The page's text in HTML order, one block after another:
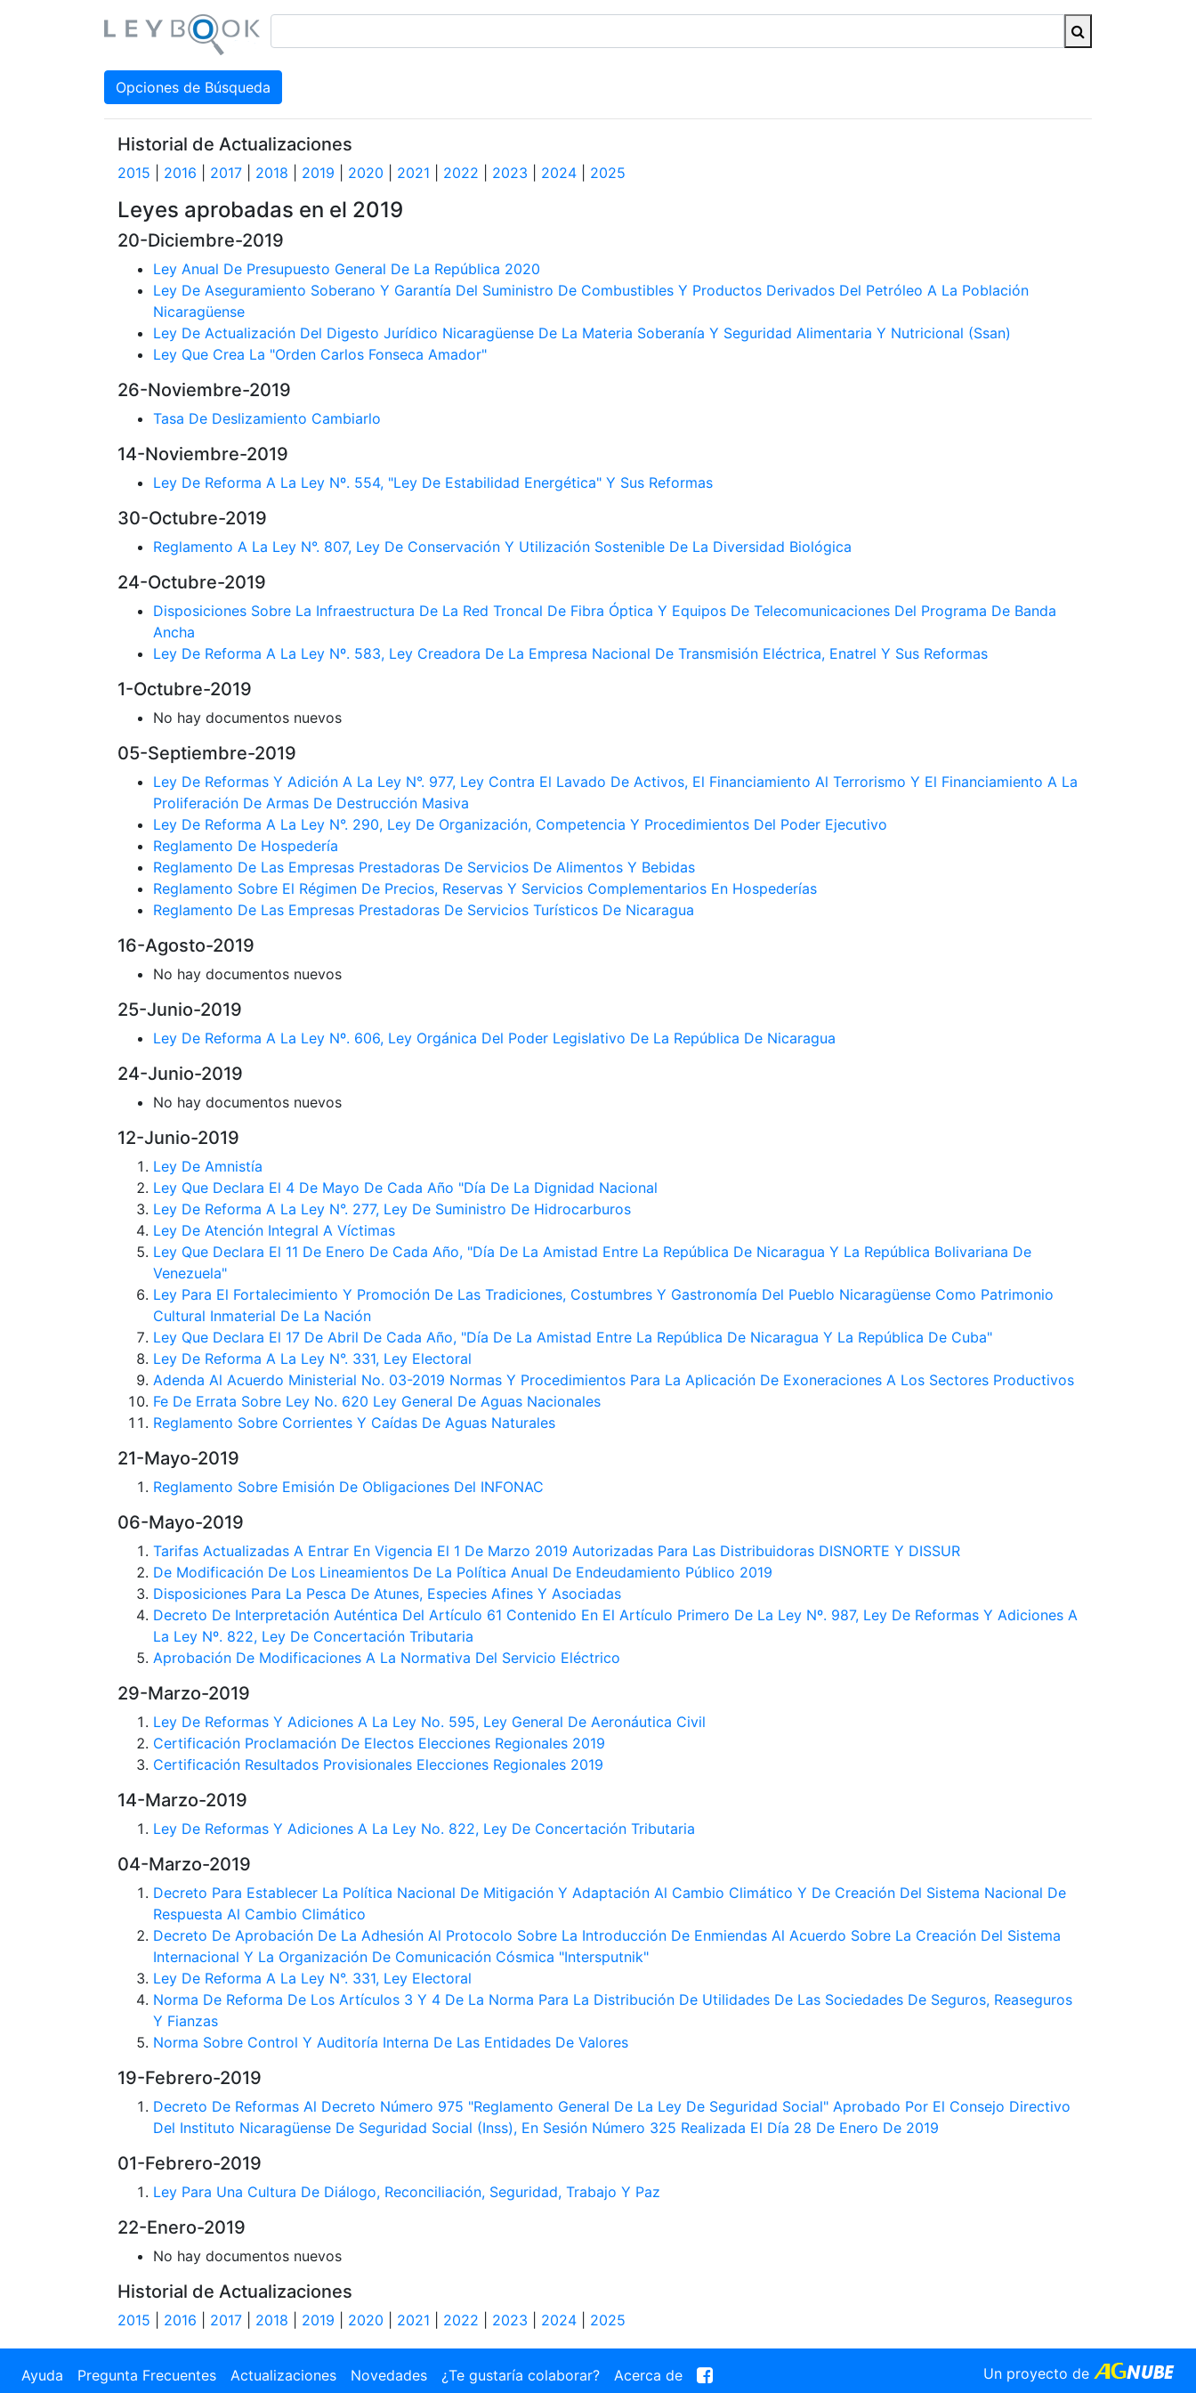
Ayuda Pregunta Frecuentes Actualizaciones Novedades ¿Te gustaría colaborar? Acerca de Un proyecto de
Opciones de Búsqueda
Historial de Actualizaciones
2015 2016 2017 2018 2019 2020 2021 2022 2023 2024 2025
Leyes aprobadas en el 2019
20-Diciembre-2019
Ley Anual De Presupuesto General De La República 2020
Ley De Aseguramiento Soberano Y Garantía Del Suministro De Combustibles Y Productos Derivados Del Petróleo A La Población
Nicaragüense
Ley De Actualización Del Digesto Jurídico Nicaragüense De La Materia Soberanía Y Seguridad Alimentaria Y Nutricional (Ssan)
Ley Que Crea La "Orden Carlos Fonseca Amador"
26-Noviembre-2019
Tasa De Deslizamiento Cambiarlo
14-Noviembre-2019
Ley De Reforma A La Ley Nº. 554, "Ley De Estabilidad Energética" Y Sus Reformas
30-Octubre-2019
Reglamento A La Ley N°. 807, Ley De Conservación Y Utilización Sostenible De La Diversidad Biológica
24-Octubre-2019
Disposiciones Sobre La Infraestructura De La Red Troncal De Fibra Óptica Y Equipos De Telecomunicaciones Del Programa De Banda
Ancha
Ley De Reforma A La Ley Nº. 583, Ley Creadora De La Empresa Nacional De Transmisión Eléctrica, Enatrel Y Sus Reformas
1-Octubre-2019
No hay documentos nuevos
05-Septiembre-2019
Ley De Reformas Y Adición A La Ley N°. 977, Ley Contra El Lavado De Activos, El Financiamiento Al Terrorismo Y El Financiamiento A La
Proliferación De Armas De Destrucción Masiva
Ley De Reforma A La Ley N°. 290, Ley De Organización, Competencia Y Procedimientos Del Poder Ejecutivo
Reglamento De Hospedería
Reglamento De Las Empresas Prestadoras De Servicios De Alimentos Y Bebidas
Reglamento Sobre El Régimen De Precios, Reservas Y Servicios Complementarios En Hospederías
Reglamento De Las Empresas Prestadoras De Servicios Turísticos De Nicaragua
16-Agosto-2019
No hay documentos nuevos
25-Junio-2019
Ley De Reforma A La Ley Nº. 606, Ley Orgánica Del Poder Legislativo De La República De Nicaragua
24-Junio-2019
No hay documentos nuevos
12-Junio-2019
Ley De Amnistía
Ley Que Declara El 4 De Mayo De Cada Año "Día De La Dignidad Nacional
Ley De Reforma A La Ley N°. 277, Ley De Suministro De Hidrocarburos
Ley De Atención Integral A Víctimas
Ley Que Declara El 11 De Enero De Cada Año, "Día De La Amistad Entre La República De Nicaragua Y La República Bolivariana De
Venezuela"
Ley Para El Fortalecimiento Y Promoción De Las Tradiciones, Costumbres Y Gastronomía Del Pueblo Nicaragüense Como Patrimonio
Cultural Inmaterial De La Nación
Ley Que Declara El 17 De Abril De Cada Año, "Día De La Amistad Entre La República De Nicaragua Y La República De Cuba"
Ley De Reforma A La Ley N°. 331, Ley Electoral
Adenda Al Acuerdo Ministerial No. 03-2019 Normas Y Procedimientos Para La Aplicación De Exoneraciones A Los Sectores Productivos
Fe De Errata Sobre Ley No. 620 Ley General De Aguas Nacionales
Reglamento Sobre Corrientes Y Caídas De Aguas Naturales
21-Mayo-2019
Reglamento Sobre Emisión De Obligaciones Del INFONAC
06-Mayo-2019
Tarifas Actualizadas A Entrar En Vigencia El 1 De Marzo 2019 Autorizadas Para Las Distribuidoras DISNORTE Y DISSUR
De Modificación De Los Lineamientos De La Política Anual De Endeudamiento Público 2019
Disposiciones Para La Pesca De Atunes, Especies Afines Y Asociadas
Decreto De Interpretación Auténtica Del Artículo 61 Contenido En El Artículo Primero De La Ley Nº. 987, Ley De Reformas Y Adiciones A
La Ley Nº. 822, Ley De Concertación Tributaria
Aprobación De Modificaciones A La Normativa Del Servicio Eléctrico
29-Marzo-2019
Ley De Reformas Y Adiciones A La Ley No. 595, Ley General De Aeronáutica Civil
Certificación Proclamación De Electos Elecciones Regionales 2019
Certificación Resultados Provisionales Elecciones Regionales 2019
14-Marzo-2019
Ley De Reformas Y Adiciones A La Ley No. 822, Ley De Concertación Tributaria
04-Marzo-2019
Decreto Para Establecer La Política Nacional De Mitigación Y Adaptación Al Cambio Climático Y De Creación Del Sistema Nacional De
Respuesta Al Cambio Climático
Decreto De Aprobación De La Adhesión Al Protocolo Sobre La Introducción De Enmiendas Al Acuerdo Sobre La Creación Del Sistema
Internacional Y La Organización De Comunicación Cósmica "Intersputnik"
Ley De Reforma A La Ley N°. 331, Ley Electoral
Norma De Reforma De Los Artículos 3 Y 4 De La Norma Para La Distribución De Utilidades De Las Sociedades De Seguros, Reaseguros
Y Fianzas
Norma Sobre Control Y Auditoría Interna De Las Entidades De Valores
19-Febrero-2019
Decreto De Reformas Al Decreto Número 975 "Reglamento General De La Ley De Seguridad Social" Aprobado Por El Consejo Directivo
Del Instituto Nicaragüense De Seguridad Social (Inss), En Sesión Número 325 Realizada El Día 28 De Enero De 2019
01-Febrero-2019
Ley Para Una Cultura De Diálogo, Reconciliación, Seguridad, Trabajo Y Paz
22-Enero-2019
No hay documentos nuevos
Historial de Actualizaciones
2015 2016 2017 2018 2019 2020 2021 2022 2023 2024 2025